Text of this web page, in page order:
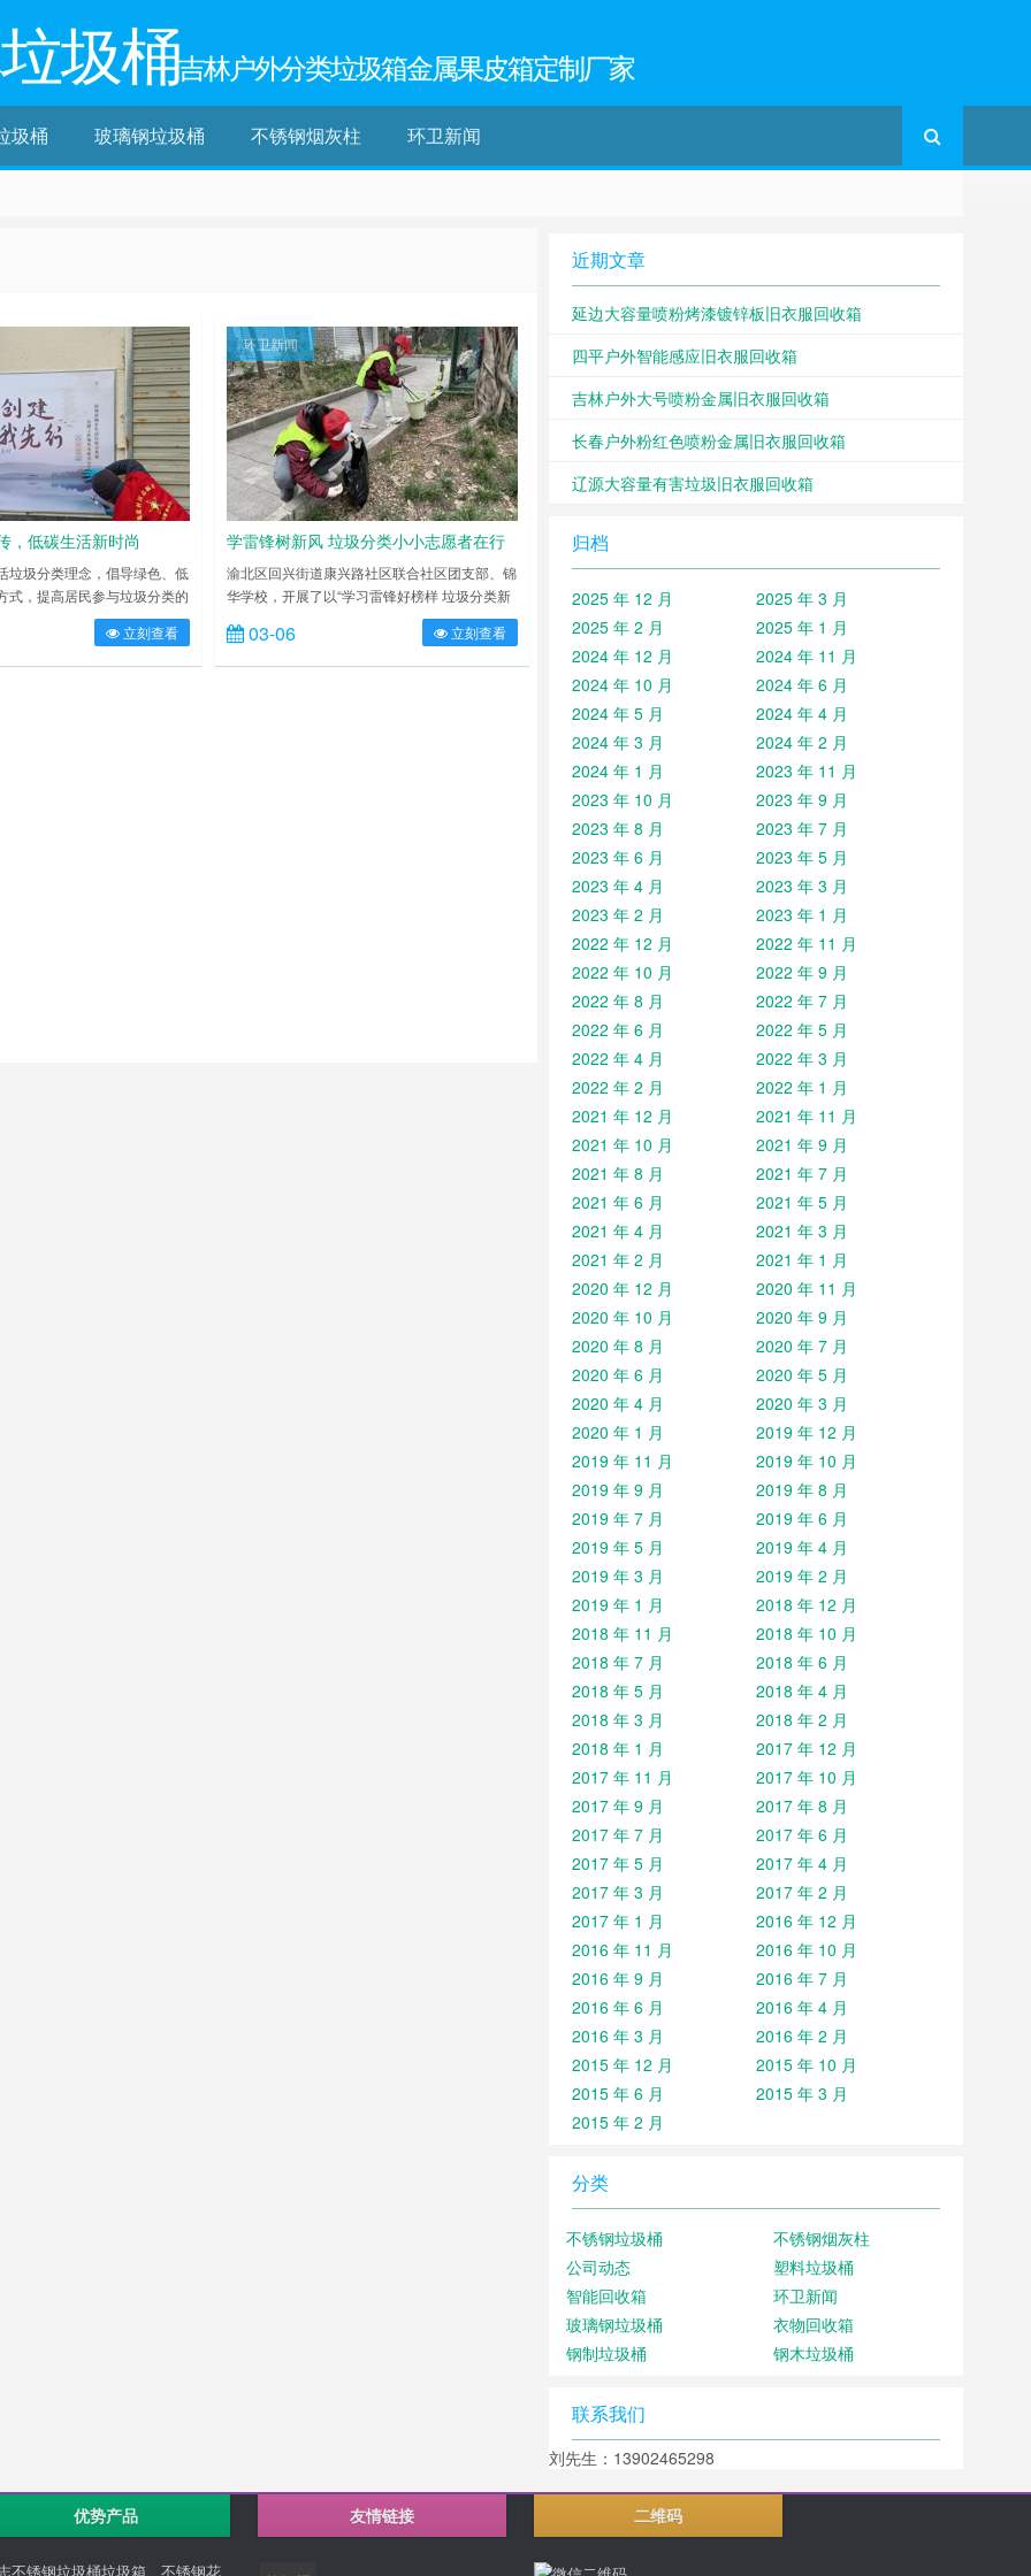
圾桶吉林户外分类垃圾箱金属果皮箱定制厂家
圾桶 玻璃钢垃圾桶 不锈钢烟灰柱 环卫新闻
，低碳生活新时尚
垃圾分类理念，倡导绿色、低
式，提高居民参与垃圾分类的
州市鼓楼区环城街道综合行政
区、绿之鑫环保科技有限公司
区宣传活动，引导居民自觉进
立刻查看
环卫新闻
学雷锋树新风 垃圾分类小小志愿者在行
动
渝北区回兴街道康兴路社区联合社区团支部、锦
华学校，开展了以“学习雷锋好榜样 垃圾分类新
时尚”为主题的宣传活动。 “垃圾桶有什么颜
色?”“绿色垃圾桶里放什么垃圾?”活动中，社区
工作人员向孩子们详细讲解着如何进行垃圾分
03-06 立刻查看
近期文章
延边大容量喷粉烤漆镀锌板旧衣服回收箱
四平户外智能感应旧衣服回收箱
吉林户外大号喷粉金属旧衣服回收箱
长春户外粉红色喷粉金属旧衣服回收箱
辽源大容量有害垃圾旧衣服回收箱
归档
2025 年 12 月
2025 年 3 月
2025 年 2 月
2025 年 1 月
2024 年 12 月
2024 年 11 月
2024 年 10 月
2024 年 6 月
2024 年 5 月
2024 年 4 月
2024 年 3 月
2024 年 2 月
2024 年 1 月
2023 年 11 月
2023 年 10 月
2023 年 9 月
2023 年 8 月
2023 年 7 月
2023 年 6 月
2023 年 5 月
2023 年 4 月
2023 年 3 月
2023 年 2 月
2023 年 1 月
2022 年 12 月
2022 年 11 月
2022 年 10 月
2022 年 9 月
2022 年 8 月
2022 年 7 月
2022 年 6 月
2022 年 5 月
2022 年 4 月
2022 年 3 月
2022 年 2 月
2022 年 1 月
2021 年 12 月
2021 年 11 月
2021 年 10 月
2021 年 9 月
2021 年 8 月
2021 年 7 月
2021 年 6 月
2021 年 5 月
2021 年 4 月
2021 年 3 月
2021 年 2 月
2021 年 1 月
2020 年 12 月
2020 年 11 月
2020 年 10 月
2020 年 9 月
2020 年 8 月
2020 年 7 月
2020 年 6 月
2020 年 5 月
2020 年 4 月
2020 年 3 月
2020 年 1 月
2019 年 12 月
2019 年 11 月
2019 年 10 月
2019 年 9 月
2019 年 8 月
2019 年 7 月
2019 年 6 月
2019 年 5 月
2019 年 4 月
2019 年 3 月
2019 年 2 月
2019 年 1 月
2018 年 12 月
2018 年 11 月
2018 年 10 月
2018 年 7 月
2018 年 6 月
2018 年 5 月
2018 年 4 月
2018 年 3 月
2018 年 2 月
2018 年 1 月
2017 年 12 月
2017 年 11 月
2017 年 10 月
2017 年 9 月
2017 年 8 月
2017 年 7 月
2017 年 6 月
2017 年 5 月
2017 年 4 月
2017 年 3 月
2017 年 2 月
2017 年 1 月
2016 年 12 月
2016 年 11 月
2016 年 10 月
2016 年 9 月
2016 年 7 月
2016 年 6 月
2016 年 4 月
2016 年 3 月
2016 年 2 月
2015 年 12 月
2015 年 10 月
2015 年 6 月
2015 年 3 月
2015 年 2 月
分类
不锈钢垃圾桶
不锈钢烟灰柱
公司动态
塑料垃圾桶
智能回收箱
环卫新闻
玻璃钢垃圾桶
衣物回收箱
钢制垃圾桶
钢木垃圾桶
联系我们
刘先生：13902465298
优势产品
不锈钢垃圾桶垃圾箱、不锈钢花
友情链接 二维码